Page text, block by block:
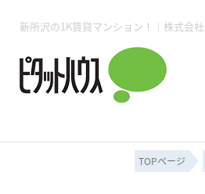
新所沢の1K賃貸マンション！｜株式会
所沢賃貸TOP
月極駐車場
賃貸管理業務
入居者様用ペー
売買物件一覧
無料売却査定
必要な書類
会社概要
ピタットハウス
ご来店予約
TOPページ